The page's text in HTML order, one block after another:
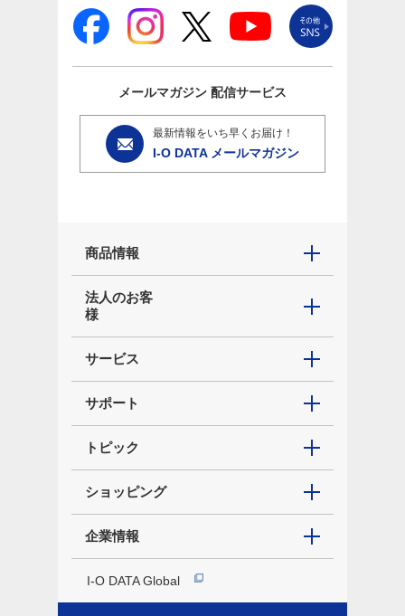
メールマガジン 配信サービス
最新情報をいち早くお届け！
I-O DATA メールマガジン
商品情報
法人のお客
様
サービス
サポート
トピック
ショッピング
企業情報
I-O DATA Global